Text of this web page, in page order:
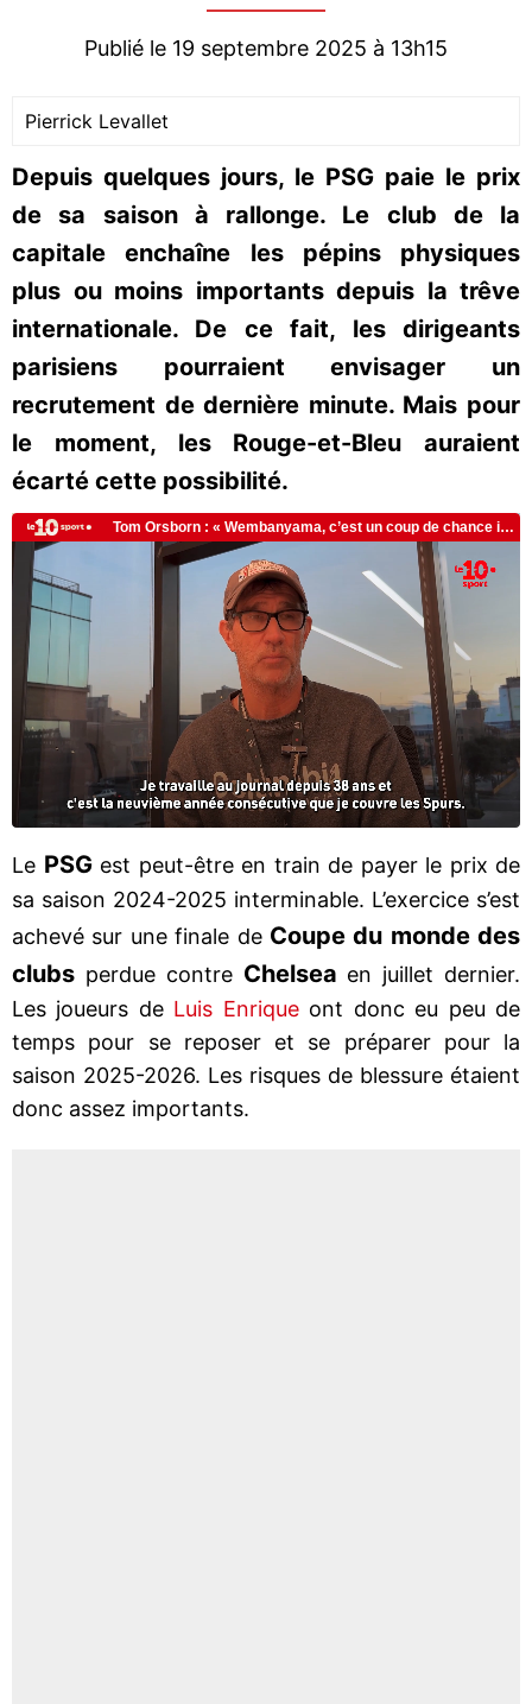
Publié le 19 septembre 2025 à 13h15
Pierrick Levallet
Depuis quelques jours, le PSG paie le prix
de sa saison à rallonge. Le club de la
capitale enchaîne les pépins physiques
plus ou moins importants depuis la trêve
internationale. De ce fait, les dirigeants
parisiens pourraient envisager un
recrutement de dernière minute. Mais pour
le moment, les Rouge-et-Bleu auraient
écarté cette possibilité.
Le PSGest peut-être en train de payer le prix de
sa saison 2024-2025 interminable. L’exercice s’est
achevé sur une finale de Coupe du monde des
clubs perdue contre Chelsea en juillet dernier.
Les joueurs de Luis Enriqueont donc eu peu de
temps pour se reposer et se préparer pour la
saison 2025-2026. Les risques de blessure étaient
donc assez importants.